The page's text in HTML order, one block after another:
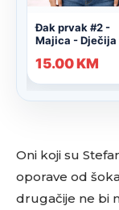
Oni koji su
oporave od
drugačije ne bi